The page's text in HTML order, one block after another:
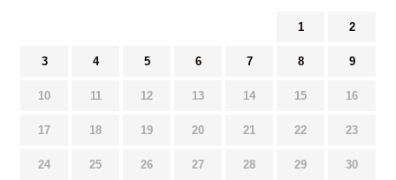
1 2
3 4 5 6 7 8 9
10 11 12 13 14 15 16
17 18 19 20 21 22 23
24 25 26 27 28 29 30